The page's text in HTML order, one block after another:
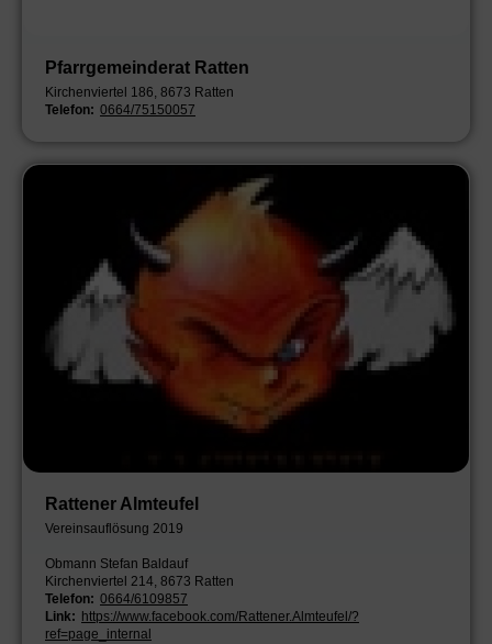
Pfarrgemeinderat Ratten
Kirchenviertel 186, 8673 Ratten
Telefon: 0664/75150057
Rattener Almteufel
Vereinsauflösung 2019
Obmann Stefan Baldauf
Kirchenviertel 214, 8673 Ratten
Telefon: 0664/6109857
Link: https://www.facebook.com/Rattener.Almteufel/?
ref=page_internal